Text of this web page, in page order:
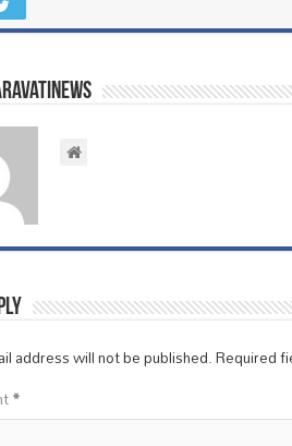
address will not be published.Required
*